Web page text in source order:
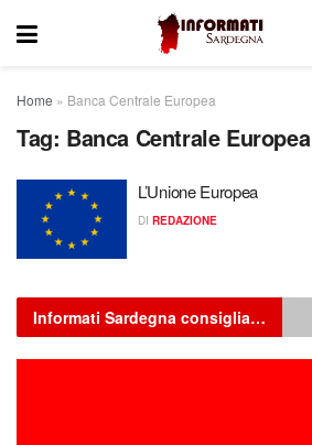
Home » Banca Centrale Europea
Tag: Banca Centrale Europea
L’Unione Europea
DI REDAZIONE
Informati Sardegna consiglia…